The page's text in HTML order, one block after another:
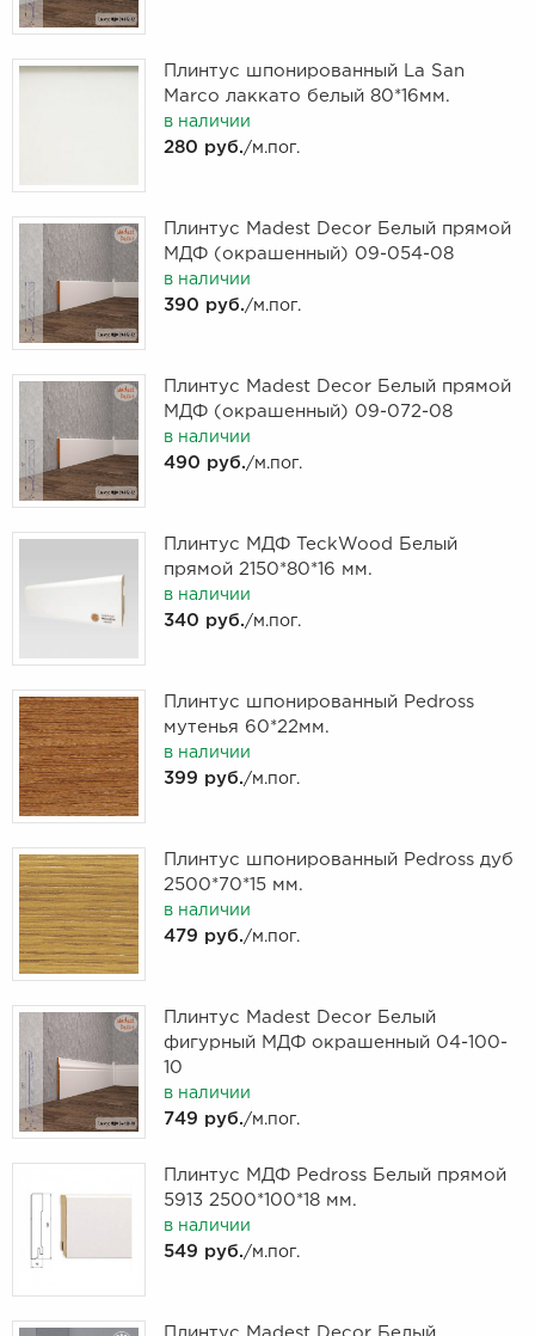
Плинтус шпонированный La San
Marco лаккато белый 80*16мм.
в наличии
280 руб./м.пог.
Плинтус Madest Decor Белый прямой
МДФ (окрашенный) 09-054-08
в наличии
390 руб./м.пог.
Плинтус Madest Decor Белый прямой
МДФ (окрашенный) 09-072-08
в наличии
490 руб./м.пог.
Плинтус МДФ TeckWood Белый
прямой 2150*80*16 мм.
в наличии
340 руб./м.пог.
Плинтус шпонированный Pedross
мутенья 60*22мм.
в наличии
399 руб./м.пог.
Плинтус шпонированный Pedross дуб
2500*70*15 мм.
в наличии
479 руб./м.пог.
Плинтус Madest Decor Белый
фигурный МДФ окрашенный 04-100-
10
в наличии
749 руб./м.пог.
Плинтус МДФ Pedross Белый прямой
5913 2500*100*18 мм.
в наличии
549 руб./м.пог.